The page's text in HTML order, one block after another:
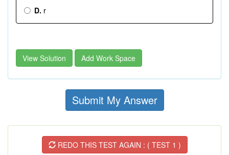
D. r
View Solution Add Work Space
Submit My Answer
REDO THIS TEST AGAIN : ( TEST 1 )